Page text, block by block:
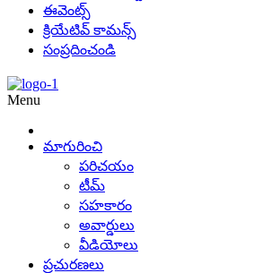
ఈవెంట్స్
క్రియేటివ్ కామన్స్
సంప్రదించండి
Menu
మాగురించి
పరిచయం
టీమ్
సహకారం
అవార్డులు
వీడియోలు
ప్రచురణలు